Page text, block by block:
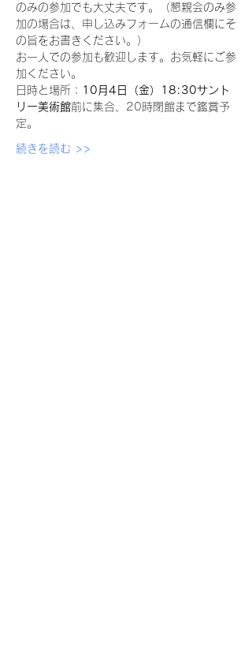
のみの参加でも大丈夫です。（懇親会のみ参
加の場合は、申し込みフォームの通信欄にそ
の旨をお書きください。）
お一人での参加も歓迎します。お気軽にご参
加ください。
日時と場所： 10月4日（金）18:30サント
リー美術館前に集合、20時閉館まで鑑賞予
定。
続きを読む >>